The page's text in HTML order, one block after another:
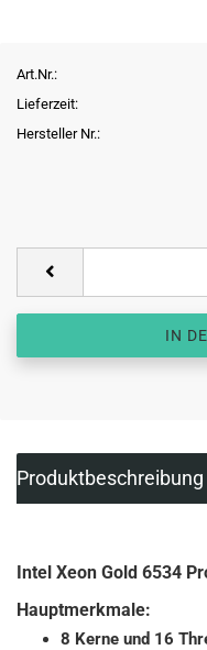
Art.Nr.:
Lieferzeit:
Hersteller Nr.:
Produktbeschreibung
Intel Xeon Gold 6534
Hauptmerkmale:
8 Kerne und 16